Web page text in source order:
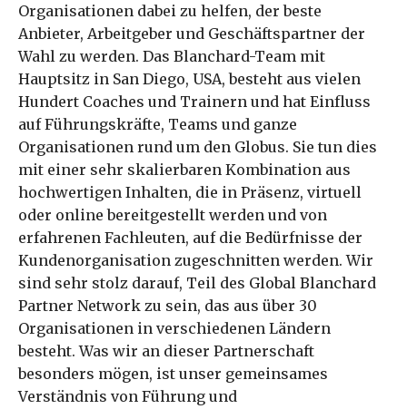
Organisationen dabei zu helfen, der beste
Anbieter, Arbeitgeber und Geschäftspartner der
Wahl zu werden. Das Blanchard-Team mit
Hauptsitz in San Diego, USA, besteht aus vielen
Hundert Coaches und Trainern und hat Einfluss
auf Führungskräfte, Teams und ganze
Organisationen rund um den Globus. Sie tun dies
mit einer sehr skalierbaren Kombination aus
hochwertigen Inhalten, die in Präsenz, virtuell
oder online bereitgestellt werden und von
erfahrenen Fachleuten, auf die Bedürfnisse der
Kundenorganisation zugeschnitten werden. Wir
sind sehr stolz darauf, Teil des Global Blanchard
Partner Network zu sein, das aus über 30
Organisationen in verschiedenen Ländern
besteht. Was wir an dieser Partnerschaft
besonders mögen, ist unser gemeinsames
Verständnis von Führung und